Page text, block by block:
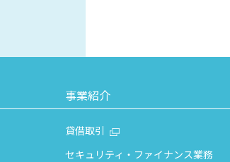
事業紹介
貸借取引
セキュリティ・ファイナンス業務